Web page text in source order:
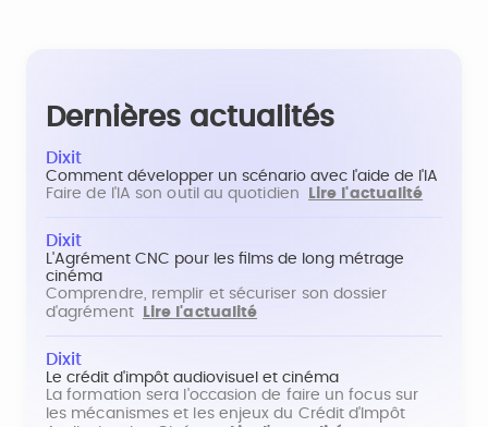
Dernières actualités
Dixit
Comment développer un scénario avec l'aide de l'IA
Faire de l'IA son outil au quotidien
Lire l'actualité
Dixit
L'Agrément CNC pour les films de long métrage
cinéma
Comprendre, remplir et sécuriser son dossier
d'agrément
Lire l'actualité
Dixit
Le crédit d'impôt audiovisuel et cinéma
La formation sera l'occasion de faire un focus sur
les mécanismes et les enjeux du Crédit d'Impôt